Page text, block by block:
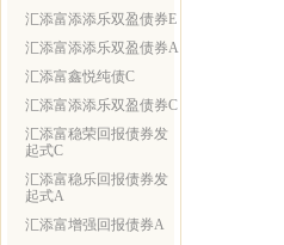
汇添富添添乐双盈债券E
汇添富添添乐双盈债券A
汇添富鑫悦纯债C
汇添富添添乐双盈债券C
汇添富稳荣回报债券发
起式C
汇添富稳乐回报债券发
起式A
汇添富增强回报债券A